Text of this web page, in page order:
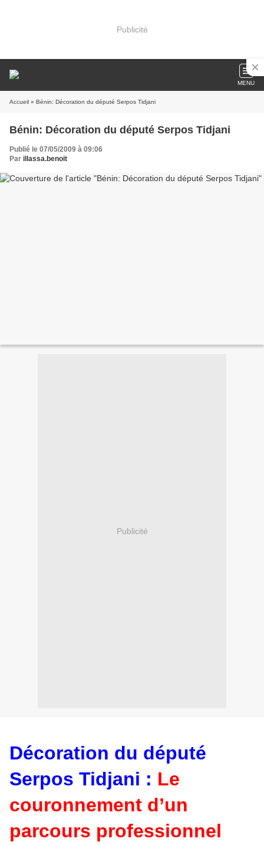
Publicité
MENU
Accueil » Bénin: Décoration du député Serpos Tidjani
Bénin: Décoration du député Serpos Tidjani
Publié le 07/05/2009 à 09:06
Par illassa.benoit
Publicité
Décoration du député
Serpos Tidjani : Le
couronnement d’un
parcours professionnel